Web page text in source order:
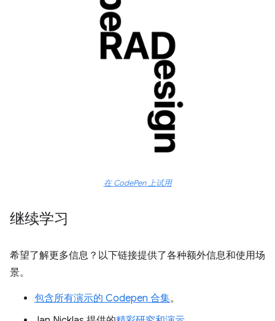
在 CodePen 上试用
继续学习
希望了解更多信息？以下链接提供了各种额外信息和使用场
景。
包含所有演示的 Codepen 合集。